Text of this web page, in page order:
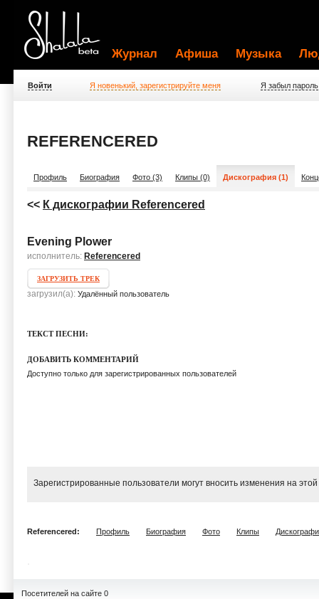
Журнал Афиша Музыка
Войти Я новенький, зарегистрируйте меня Я забыл пароль
REFERENCERED
Профиль Биография Фото (3) Клипы (0) Дискография (1)
<< К дискографии Referencered
Evening Plower
исполнитель: Referencered
ЗАГРУЗИТЬ ТРЕК
загрузил(а): Удалённый пользователь
ТЕКСТ ПЕСНИ:
ДОБАВИТЬ КОММЕНТАРИЙ
Доступно только для зарегистрированных пользователей
Зарегистрированные пользователи могут вносить изменения на
Referencered: Профиль Биография Фото Клипы
Посетителей на сайте 0